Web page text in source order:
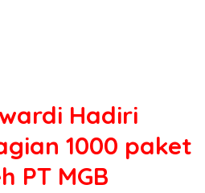
Hadiri
1000 paket
PT MGB